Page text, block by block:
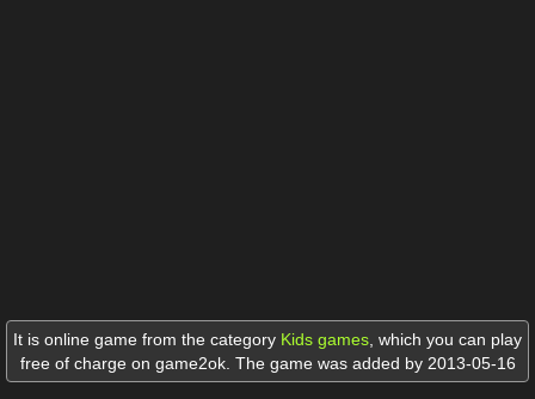
It is online game from the category Kids games which you can play
free of charge on game2ok. The game was added by 2013-05-16